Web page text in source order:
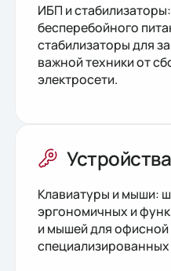
ИБП и
бесперебойного
стабилизаторы для
важной техники от
электросети.
Клавиатуры и мыши:
эргономичных и
и мышей для офисной
специализированных